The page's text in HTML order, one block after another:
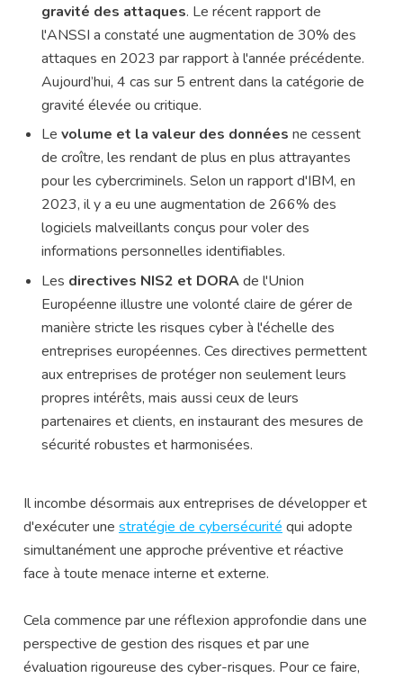
gravité des attaques. Le récent rapport de
l'ANSSI a constaté une augmentation de 30% des
attaques en 2023 par rapport à l'année précédente.
Aujourd’hui, 4 cas sur 5 entrent dans la catégorie de
gravité élevée ou critique.
Le volume et la valeur des données ne cessent
de croître, les rendant de plus en plus attrayantes
pour les cybercriminels. Selon un rapport d'IBM, en
2023, il y a eu une augmentation de 266% des
logiciels malveillants conçus pour voler des
informations personnelles identifiables.
Les directives NIS2 et DORAde l'Union
Européenne illustre une volonté claire de gérer de
manière stricte les risques cyber à l'échelle des
entreprises européennes. Ces directives permettent
aux entreprises de protéger non seulement leurs
propres intérêts, mais aussi ceux de leurs
partenaires et clients, en instaurant des mesures de
sécurité robustes et harmonisées.
Il incombe désormais aux entreprises de développer et
d'exécuter une stratégie de cybersécurité qui adopte
simultanément une approche préventive et réactive
face à toute menace interne et externe.
Cela commence par une réflexion approfondie dans une
perspective de gestion des risques et par une
évaluation rigoureuse des cyber-risques. Pour ce faire,